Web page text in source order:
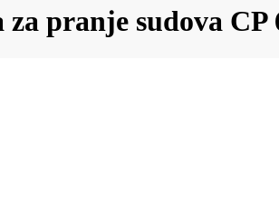
za pranje sudova CP